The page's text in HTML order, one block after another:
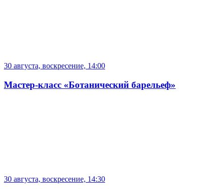
30 августа, воскресение, 14:00
Мастер-класс «Ботанический барельеф»
30 августа, воскресение, 14:30